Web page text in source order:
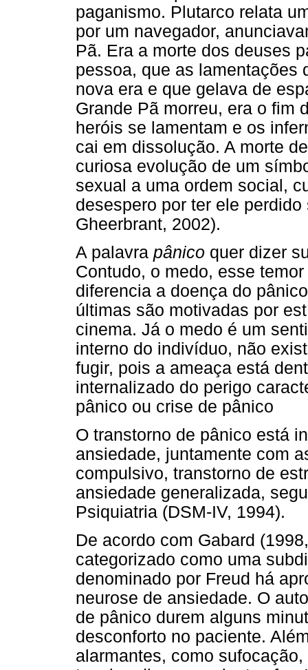
paganismo. Plutarco relata
por um navegador,
Pã. Era a morte dos deuses
pessoa, que as lamentações
nova era e que gelava de
Grande Pã morreu, era o fim
heróis se lamentam e os
cai em dissolução. A morte
curiosa evolução de um
sexual a uma ordem social,
desespero por ter ele
Gheerbrant, 2002).
A palavra pânico quer dizer
Contudo, o medo, esse
diferencia a doença do
últimas são motivadas por
cinema. Já o medo é um
interno do indivíduo, não
fugir, pois a ameaça está
internalizado do perigo
pânico ou crise de pânico
O transtorno de pânico está
ansiedade, juntamente com
compulsivo, transtorno de
ansiedade generalizada,
Psiquiatria (DSM-IV, 1994).
De acordo com Gabard
categorizado como uma
denominado por Freud há
neurose de ansiedade. O
de pânico durem alguns
desconforto no paciente.
alarmantes, como